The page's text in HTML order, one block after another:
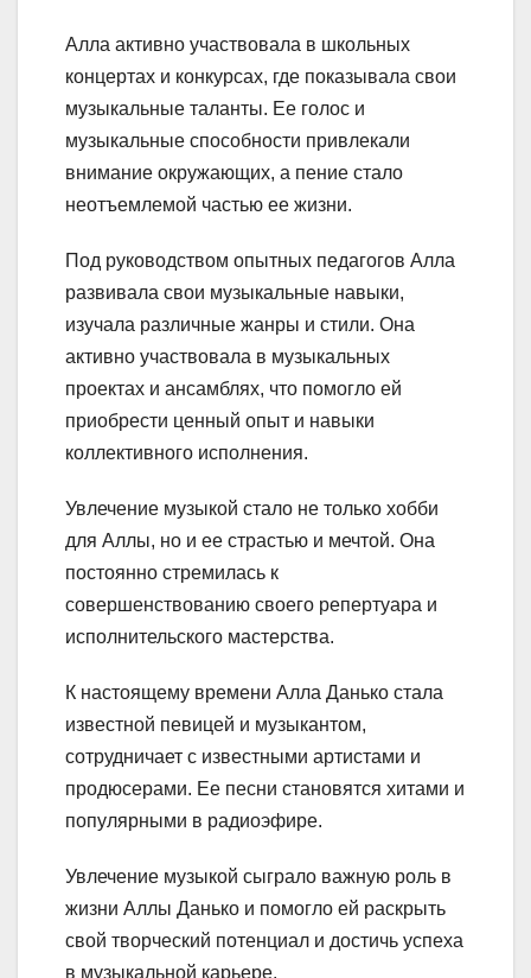
Алла активно участвовала в школьных
концертах и конкурсах, где показывала свои
музыкальные таланты. Ее голос и
музыкальные способности привлекали
внимание окружающих, а пение стало
неотъемлемой частью ее жизни.
Под руководством опытных педагогов Алла
развивала свои музыкальные навыки,
изучала различные жанры и стили. Она
активно участвовала в музыкальных
проектах и ансамблях, что помогло ей
приобрести ценный опыт и навыки
коллективного исполнения.
Увлечение музыкой стало не только хобби
для Аллы, но и ее страстью и мечтой. Она
постоянно стремилась к
совершенствованию своего репертуара и
исполнительского мастерства.
К настоящему времени Алла Данько стала
известной певицей и музыкантом,
сотрудничает с известными артистами и
продюсерами. Ее песни становятся хитами и
популярными в радиоэфире.
Увлечение музыкой сыграло важную роль в
жизни Аллы Данько и помогло ей раскрыть
свой творческий потенциал и достичь успеха
в музыкальной карьере.